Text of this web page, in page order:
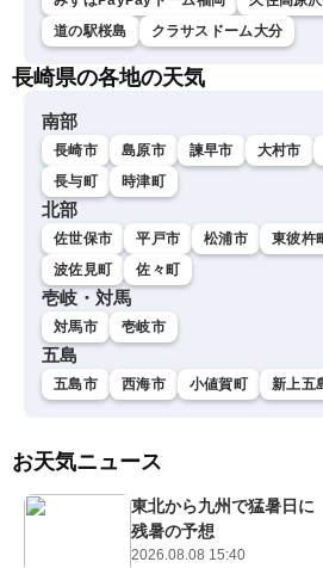
道の駅桜島
クラサスドーム大分
長崎県の各地の天気
南部
長崎市 島原市 諫早市 大村市
長与町
時津町
北部
佐世保市 平戸市 松浦市 東彼杵
波佐見町
佐々町
壱岐・対馬
対馬市 壱岐市
五島
五島市 西海市 小値賀町 新上五
お天気ニュース
東北から九州で猛暑日
残暑の予想
2026.08.08 15:40